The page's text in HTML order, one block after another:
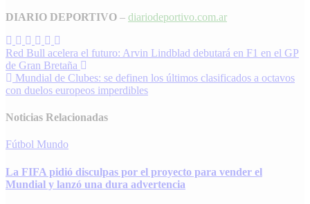
DIARIO DEPORTIVO – diariodeportivo.com.ar
Navegación
de
entradas
Red Bull acelera el futuro: Arvin Lindblad debutará en F1 en el GP
de Gran Bretaña
Mundial de Clubes: se definen los últimos clasificados a octavos
con duelos europeos imperdibles
Noticias Relacionadas
Fútbol Mundo
La FIFA pidió disculpas por el proyecto para vender el
Mundial y lanzó una dura advertencia